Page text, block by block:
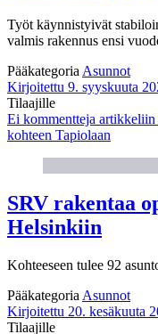
Työt käynnistyivät
valmis rakennus ensi
Pääkategoria Asunnot
Kirjoitettu 9. syyskuuta
Tilaajille
Ei kommentteja artikkeliin
kohteen Tapiolaan
SRV rakentaa
Helsinkiin
Kohteeseen tulee 92
Pääkategoria Asunnot
Kirjoitettu 20. kesäkuuta
Tilaajille